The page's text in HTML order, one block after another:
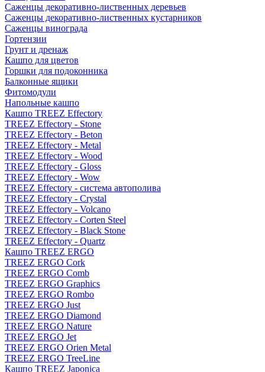
Саженцы декоративно-лиственных деревьев
Саженцы декоративно-лиственных кустарников
Саженцы винограда
Гортензии
Грунт и дренаж
Кашпо для цветов
Горшки для подоконника
Балконные ящики
Фитомодули
Напольные кашпо
Кашпо TREEZ Effectory
TREEZ Effectory - Stone
TREEZ Effectory - Beton
TREEZ Effectory - Metal
TREEZ Effectory - Wood
TREEZ Effectory - Gloss
TREEZ Effectory - Wow
TREEZ Effectory - система автополива
TREEZ Effectory - Crystal
TREEZ Effectory - Volcano
TREEZ Effectory - Corten Steel
TREEZ Effectory - Black Stone
TREEZ Effectory - Quartz
Кашпо TREEZ ERGO
TREEZ ERGO Cork
TREEZ ERGO Comb
TREEZ ERGO Graphics
TREEZ ERGO Rombo
TREEZ ERGO Just
TREEZ ERGO Diamond
TREEZ ERGO Nature
TREEZ ERGO Jet
TREEZ ERGO Orien Metal
TREEZ ERGO TreeLine
Кашпо TREEZ Japonica